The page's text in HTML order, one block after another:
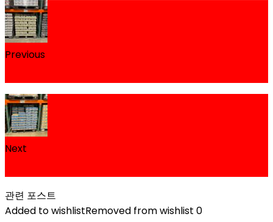
Previous
Next
관련 포스트
Added to wishlistRemoved from wishlist 0